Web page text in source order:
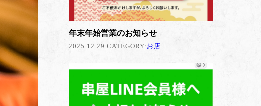
年末年始営業のお知らせ
2025.12.29 CATEGORY: お店